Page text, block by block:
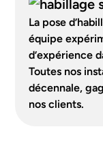
La pose
équipe
d’expérience
Toutes nos
décennale,
nos clients.